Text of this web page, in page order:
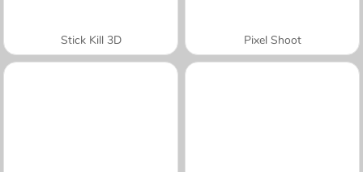
Stick Kill 3D Pixel Shoot